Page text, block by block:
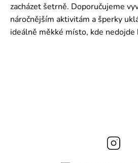
zacházet šetrně. Doporučujeme
náročnějším aktivitám a šperky
ideálně měkké místo, kde nedojde